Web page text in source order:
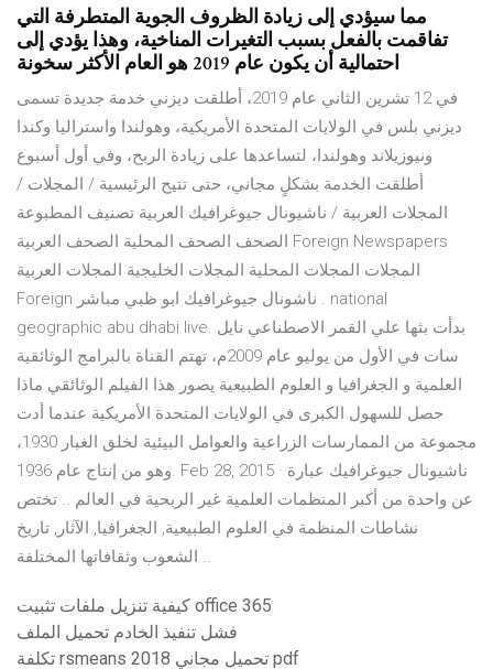
مما سيؤدي إلى زيادة الظروف الجوية المتطرفة التي
تفاقمت بالفعل بسبب التغيرات المناخية، وهذا يؤدي إلى
احتمالية أن يكون عام 2019 هو العام الأكثر سخونة
في 12 تشرين الثاني عام 2019، أطلقت ديزني خدمة جديدة تسمى
ديزني بلس في الولايات المتحدة الأمريكية، وهولندا واستراليا وكندا
ونيوزيلاند وهولندا، لتساعدها على زيادة الربح، وفي أول أسبوع
أطلقت الخدمة بشكلٍ مجاني، حتى تتيح الرئيسية / المجلات /
المجلات العربية / ناشيونال جيوغرافيك العربية تصنيف المطبوعة
الصحف الصحف المحلية الصحف العربية Foreign Newspapers
المجلات المجلات المحلية المجلات الخليجية المجلات العربية
Foreign ناشونال جيوغرافيك ابو ظبي مباشر . national
geographic abu dhabi live. بدأت بثها علي القمر الاصطناعي نايل
سات في الأول من يوليو عام 2009م، تهتم القناة بالبرامج الوثائقية
العلمية و الجغرافيا و العلوم الطبيعية يصور هذا الفيلم الوثائقي ماذا
حصل للسهول الكبرى في الولايات المتحدة الأمريكية عندما أدت
مجموعة من الممارسات الزراعية والعوامل البيئية لخلق الغبار 1930،
وهو من إنتاج عام 1936. Feb 28, 2015 · ناشيونال جيوغرافيك عبارة
عن واحدة من أكبر المنظمات العلمية غير الربحية في العالم .. تختص
نشاطات المنظمة في العلوم الطبيعية, الجغرافيا, الآثار, تاريخ
الشعوب وثقافاتها المختلفة ..
كيفية تنزيل ملفات تثبيت office 365
فشل تنفيذ الخادم تحميل الملف
تكلفة rsmeans 2018 تحميل مجاني pdf